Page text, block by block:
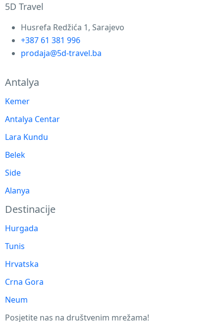
5D Travel
Husrefa Redžića 1, Sarajevo
+387 61 381 996
prodaja@5d-travel.ba
Antalya
Kemer
Antalya Centar
Lara Kundu
Belek
Side
Alanya
Destinacije
Hurgada
Tunis
Hrvatska
Crna Gora
Neum
Posjetite nas na društvenim mrežama!